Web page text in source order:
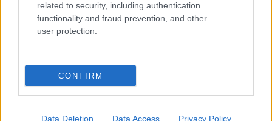
related to security, including authentication
functionality and fraud prevention, and other
user protection.
CONFIRM
Data Deletion Data Access Privacy Policy